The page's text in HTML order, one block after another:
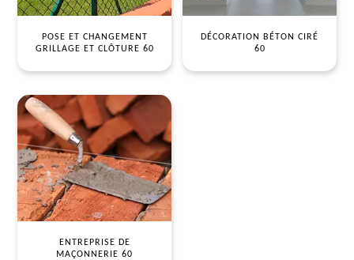
POSE ET CHANGEMENT
GRILLAGE ET CLÔTURE 60
DÉCORATION BÉTON CIRÉ
60
ENTREPRISE DE
MAÇONNERIE 60